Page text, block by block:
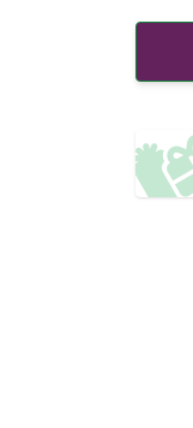
0,00€